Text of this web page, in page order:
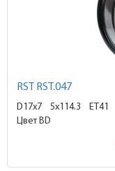
RST RST.047
D17x7 5x114.3 ET41
Цвет BD